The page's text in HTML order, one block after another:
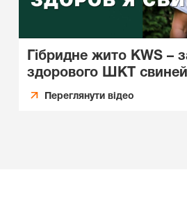
Гібридне жито KWS –
здорового ШКТ свиней
Переглянути відео